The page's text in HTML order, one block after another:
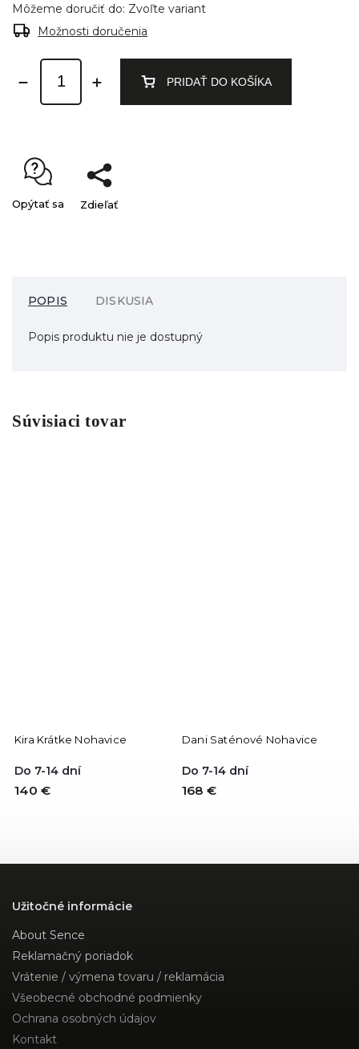
Môžeme doručiť do: Zvoľte variant
Možnosti doručenia
PRIDAŤ DO KOŠÍKA
Opýtať sa Zdieľať
POPIS DISKUSIA
Popis produktu nie je dostupný
Súvisiaci tovar
Kira Krátke Nohavice
Do 7-14 dní
140 €
Dani Saténové Nohavice
Do 7-14 dní
168 €
Užitočné informácie
About Sence
Reklamačný poriadok
Vrátenie / výmena tovaru / reklamácia
Všeobecné obchodné podmienky
Ochrana osobných údajov
Kontakt